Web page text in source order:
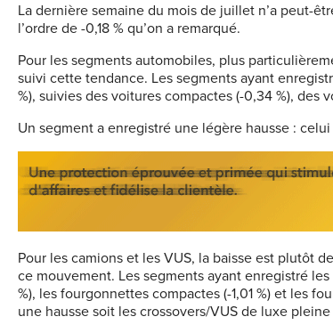
La dernière semaine du mois de juillet n’a peut-
l’ordre de -0,18 % qu’on a remarqué.
Pour les segments automobiles, plus
suivi cette tendance. Les segments ayant
%), suivies des voitures compactes (-0,34 %), des
Un segment a enregistré une légère hausse :
Pour les camions et les VUS, la baisse est plutôt
ce mouvement. Les segments ayant enregistré
%), les fourgonnettes compactes (-1,01 %) et les
une hausse soit les crossovers/VUS de luxe